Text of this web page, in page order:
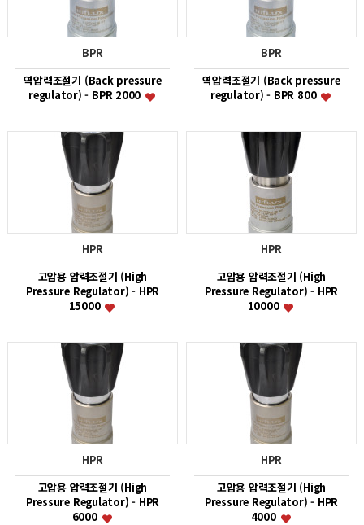
BPR
역압력조절기 (Back pressure
regulator) - BPR 2000
BPR
역압력조절기 (Back pressure
regulator) - BPR 800
HPR
고압용 압력조절기 (High
Pressure Regulator) - HPR
15000
HPR
고압용 압력조절기 (High
Pressure Regulator) - HPR
10000
HPR
고압용 압력조절기 (High
Pressure Regulator) - HPR
6000
HPR
고압용 압력조절기 (High
Pressure Regulator) - HPR
4000